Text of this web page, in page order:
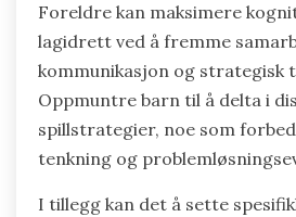
Foreldre kan maksimere
lagidrett ved å fremme
kommunikasjon og strategisk
Oppmuntre barn til å delta i
spillstrategier, noe som
tenkning og
I tillegg kan det å sette